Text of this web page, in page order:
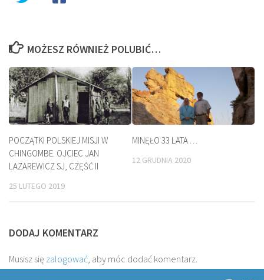
MOŻESZ RÓWNIEŻ POLUBIĆ…
POCZĄTKI POLSKIEJ MISJI W
CHINGOMBE. OJCIEC JAN
LAZAREWICZ SJ, CZĘŚĆ II
25 LUTEGO 2019
MINĘŁO 33 LATA …
12 GRUDNIA 2020
DODAJ KOMENTARZ
Musisz się zalogować, aby móc dodać komentarz.